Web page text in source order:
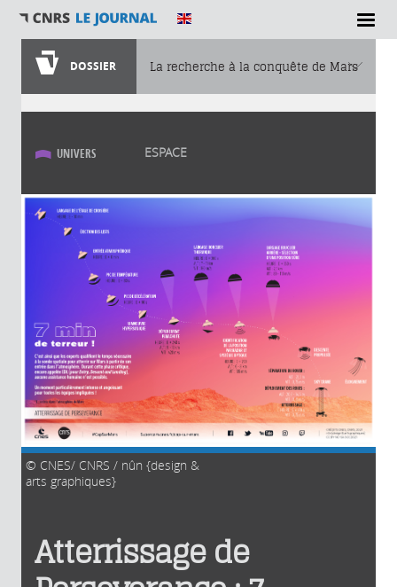
DOSSIER La recherche à la conquête de Mars
Vous êtes ici
UNIVERS ESPACE
CNES/ CNRS / nûn {design &
arts graphiques}
Atterrissage de